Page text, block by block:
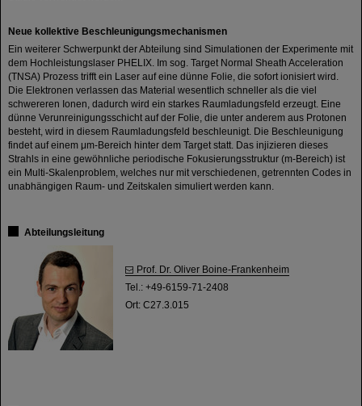
Neue kollektive Beschleunigungsmechanismen
Ein weiterer Schwerpunkt der Abteilung sind Simulationen der Experimente mit
dem Hochleistungslaser PHELIX. Im sog. Target Normal Sheath Acceleration
(TNSA) Prozess trifft ein Laser auf eine dünne Folie, die sofort ionisiert wird.
Die Elektronen verlassen das Material wesentlich schneller als die viel
schwereren Ionen, dadurch wird ein starkes Raumladungsfeld erzeugt. Eine
dünne Verunreinigungsschicht auf der Folie, die unter anderem aus Protonen
besteht, wird in diesem Raumladungsfeld beschleunigt. Die Beschleunigung
findet auf einem μm-Bereich hinter dem Target statt. Das injizieren dieses
Strahls in eine gewöhnliche periodische Fokusierungsstruktur (m-Bereich) ist
ein Multi-Skalenproblem, welches nur mit verschiedenen, getrennten Codes in
unabhängigen Raum- und Zeitskalen simuliert werden kann.
Abteilungsleitung
Prof. Dr. Oliver Boine-Frankenheim
Tel.: +49-6159-71-2408
Ort: C27.3.015